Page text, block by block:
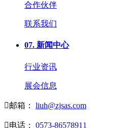
合作伙伴
联系我们
07. 新闻中心
行业资讯
展会信息
邮箱： liuh@zjsas.com
电话： 0573-86578911